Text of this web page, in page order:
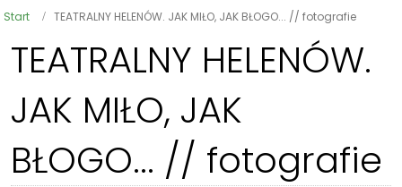
Start TEATRALNY HELENÓW. JAK MIŁO, JAK BŁOGO... // fotografie
TEATRALNY HELENÓW.
JAK MIŁO, JAK
BŁOGO... // fotografie